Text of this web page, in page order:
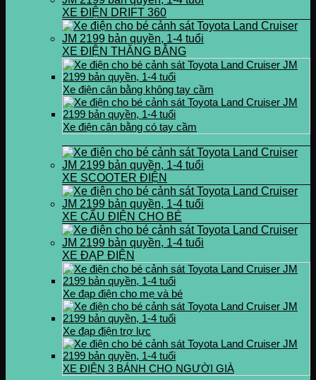
XE ĐIỆN DRIFT 360
XE ĐIỆN THĂNG BẰNG
Xe điện cân bằng không tay cầm
Xe điện cân bằng có tay cầm
XE SCOOTER ĐIỆN
XE CẨU ĐIỆN CHO BÉ
XE ĐẠP ĐIỆN
Xe đạp điện cho mẹ và bé
Xe đạp điện trợ lực
XE ĐIỆN 3 BÁNH CHO NGƯỜI GIÀ